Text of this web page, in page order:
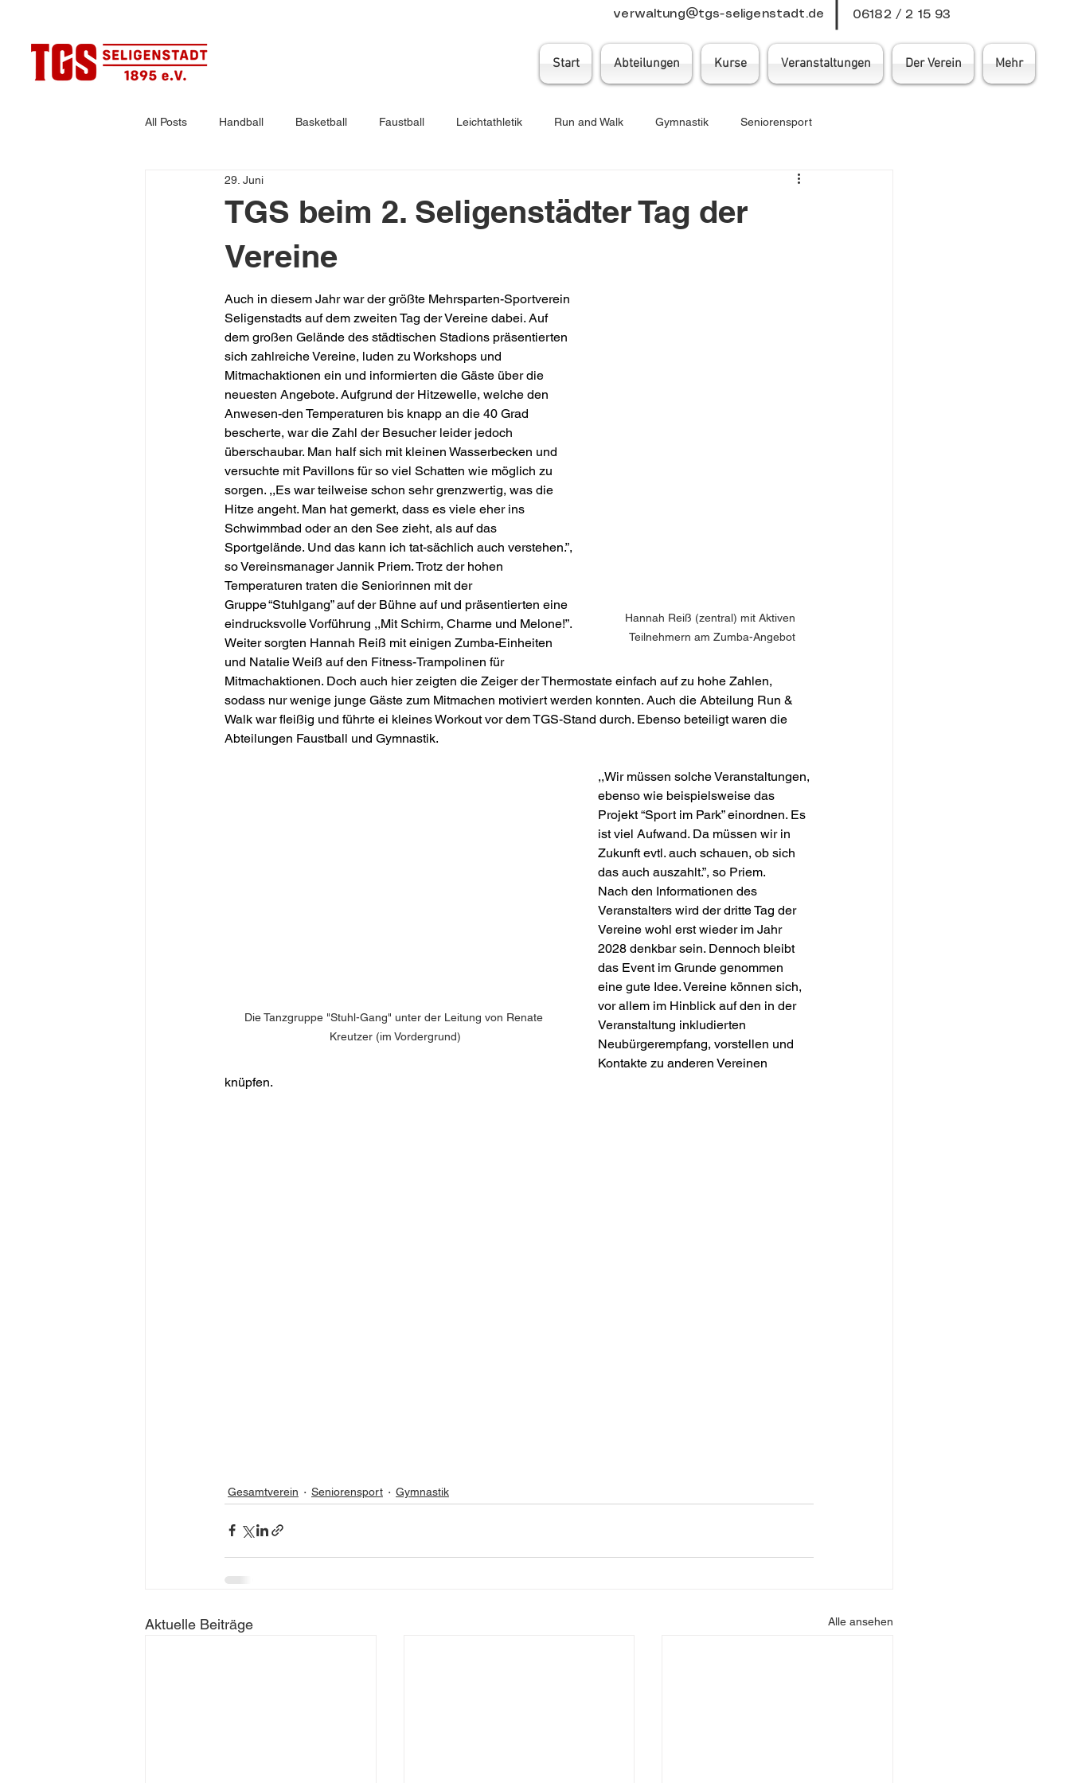
verwaltung@tgs-seligenstadt.de 06182 / 2 15 93
Start Abteilungen Kurse Veranstaltungen Der Verein Mehr
All Posts Handball Basketball Faustball Leichtathletik Run and Walk Gymnastik Seniorensport
Ausgleichssport
TGS beim 2. Seligenstädter Tag der
Vereine
29. Juni
Hannah Reiß (zentral) mit Aktiven
Teilnehmern am Zumba-Angebot
Auch in diesem Jahr war der größte Mehrsparten-Sportverein
Seligenstadts auf dem zweiten Tag der Vereine dabei. Auf
dem großen Gelände des städtischen Stadions präsentierten
sich zahlreiche Vereine, luden zu Workshops und
Mitmachaktionen ein und informierten die Gäste über die
neuesten Angebote. Aufgrund der Hitzewelle, welche den
Anwesen-den Temperaturen bis knapp an die 40 Grad
bescherte, war die Zahl der Besucher leider jedoch
überschaubar. Man half sich mit kleinen Wasserbecken und
versuchte mit Pavillons für so viel Schatten wie möglich zu
sorgen. ,,Es war teilweise schon sehr grenzwertig, was die
Hitze angeht. Man hat gemerkt, dass es viele eher ins
Schwimmbad oder an den See zieht, als auf das
Sportgelände. Und das kann ich tat-sächlich auch verstehen.”,
so Vereinsmanager Jannik Priem. Trotz der hohen
Temperaturen traten die Seniorinnen mit der
Gruppe “Stuhlgang” auf der Bühne auf und präsentierten eine
eindrucksvolle Vorführung ,,Mit Schirm, Charme und Melone!”.
Weiter sorgten Hannah Reiß mit einigen Zumba-Einheiten
und Natalie Weiß auf den Fitness-Trampolinen für
Mitmachaktionen. Doch auch hier zeigten die Zeiger der Thermostate einfach auf zu hohe Zahlen,
sodass nur wenige junge Gäste zum Mitmachen motiviert werden konnten. Auch die Abteilung Run &
Walk war fleißig und führte ei kleines Workout vor dem TGS-Stand durch. Ebenso beteiligt waren die
Abteilungen Faustball und Gymnastik.
Die Tanzgruppe "Stuhl-Gang" unter der Leitung von Renate
Kreutzer (im Vordergrund)
,,Wir müssen solche Veranstaltungen,
ebenso wie beispielsweise das
Projekt “Sport im Park” einordnen. Es
ist viel Aufwand. Da müssen wir in
Zukunft evtl. auch schauen, ob sich
das auch auszahlt.”, so Priem.
Nach den Informationen des
Veranstalters wird der dritte Tag der
Vereine wohl erst wieder im Jahr
2028 denkbar sein. Dennoch bleibt
das Event im Grunde genommen
eine gute Idee. Vereine können sich,
vor allem im Hinblick auf den in der
Veranstaltung inkludierten
Neubürgerempfang, vorstellen und
Kontakte zu anderen Vereinen
knüpfen.
Gesamtverein Seniorensport Gymnastik
Aktuelle Beiträge Alle ansehen